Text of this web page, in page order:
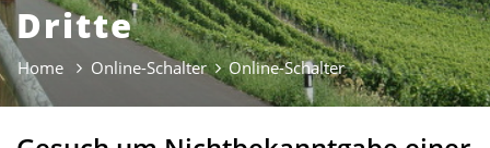
Dritte
Home Online-Schalter Online-Schalter(ausgewählt)